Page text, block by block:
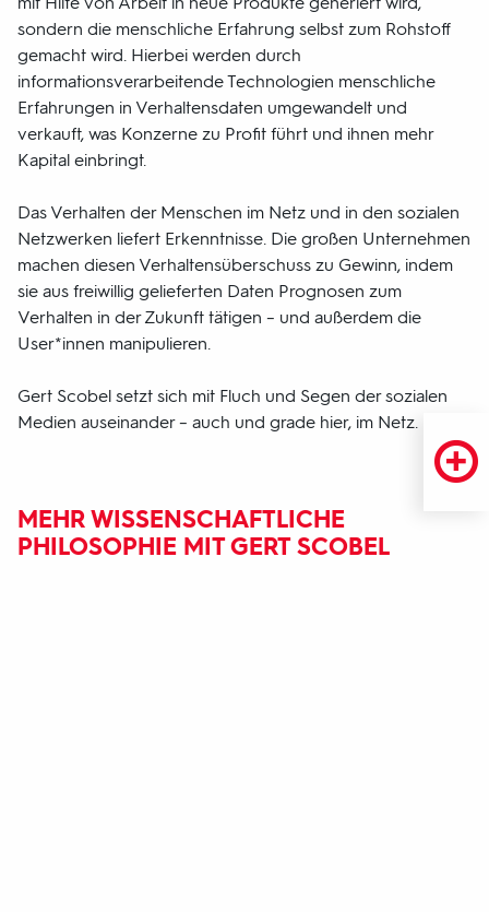
sondern die menschliche Erfahrung selbst zum Rohstoff
gemacht wird. Hierbei werden durch
informationsverarbeitende Technologien menschliche
Erfahrungen in Verhaltensdaten umgewandelt und
verkauft, was Konzerne zu Profit führt und ihnen mehr
Kapital einbringt.
Das Verhalten der Menschen im Netz und in den sozialen
Netzwerken liefert Erkenntnisse. Die großen Unternehmen
machen diesen Verhaltensüberschuss zu Gewinn, indem
sie aus freiwillig gelieferten Daten Prognosen zum
Verhalten in der Zukunft tätigen – und außerdem die
User*innen manipulieren.
Gert Scobel setzt sich mit Fluch und Segen der sozialen
Medien auseinander – auch und grade hier, im Netz.
MEHR WISSENSCHAFTLICHE
PHILOSOPHIE MIT GERT SCOBEL